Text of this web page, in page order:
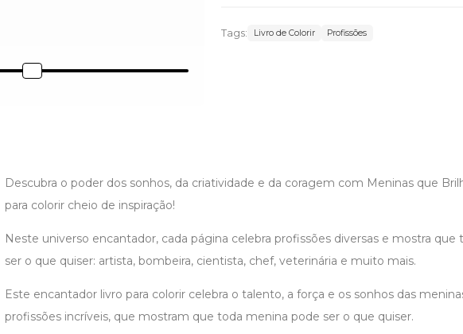
Tags: Livro de Colorir Profissões
Descubra o poder dos sonhos, da criatividade e da coragem com Meninas que
para colorir cheio de inspiração!
Neste universo encantador, cada página celebra profissões diversas e mostra que
ser o que quiser: artista, bombeira, cientista, chef, veterinária e muito mais.
Este encantador livro para colorir celebra o talento, a força e os sonhos das
profissões incríveis, que mostram que toda menina pode ser o que quiser.